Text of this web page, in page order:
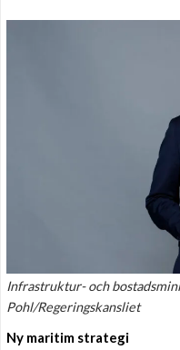
Infrastruktur- och
Pohl/Regeringskansliet
Ny maritim strategi